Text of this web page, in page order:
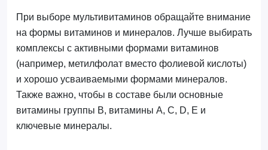
При выборе мультивитаминов обращайте внимание
на формы витаминов и минералов. Лучше выбирать
комплексы с активными формами витаминов
(например, метилфолат вместо фолиевой кислоты)
и хорошо усваиваемыми формами минералов.
Также важно, чтобы в составе были основные
витамины группы B, витамины A, C, D, E и
ключевые минералы.